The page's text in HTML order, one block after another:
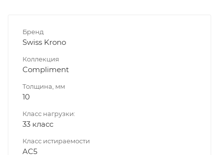
Бренд
Swiss Krono
Коллекция
Compliment
Толщина, мм
10
Класс нагрузки:
33 класс
Класс истираемости
AC5